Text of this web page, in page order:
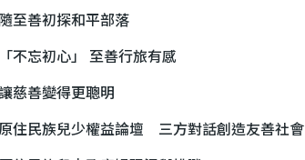
至善初探和平部落
不忘初心」 至善行旅有感
慈善變得更聰明
原住民族兒少權益論壇 三方對話創造友善社會